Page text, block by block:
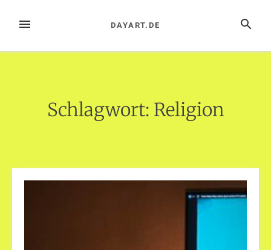
InhaltMENÜ SUCHE
DAYART.DE
Schlagwort: Religion